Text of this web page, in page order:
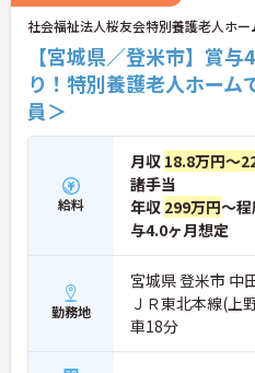
社会福祉法人桜友会特別養護老人ホ
【宮城県／登米市】賞
り！特別養護老人ホー
員＞
給料
月収 18.8万円～
諸手当
年収 299万円～
与4.0ヶ月想定
勤務地
宮城県 登米市 中
ＪＲ東北本線(上
車18分